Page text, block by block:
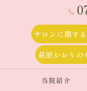
サロンに関す
萩原かおりの
当院紹介